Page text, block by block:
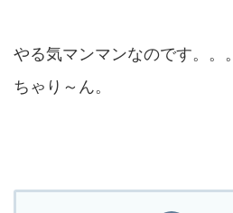
やる気マンマンなのです。。。
ちゃり～ん。